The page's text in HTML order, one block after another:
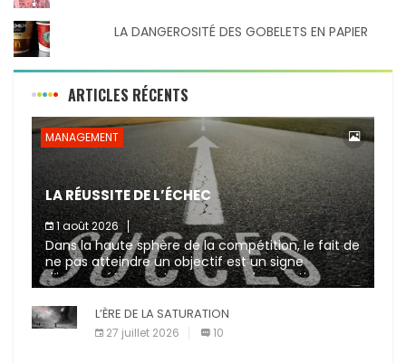
LA DANGEROSITÉ DES GOBELETS EN PAPIER
ARTICLES RÉCENTS
MANAGEMENT
LA RÉUSSITE DE L’ÉCHEC
1 août 2026
Dans la haute sphère de la compétition, le fait de
ne pas atteindre un objectif est un signe
d’incompétence et une source de sanctions
diverses (avertissement, […]
L’ÈRE DE LA SATURATION
27 juillet 2026 10